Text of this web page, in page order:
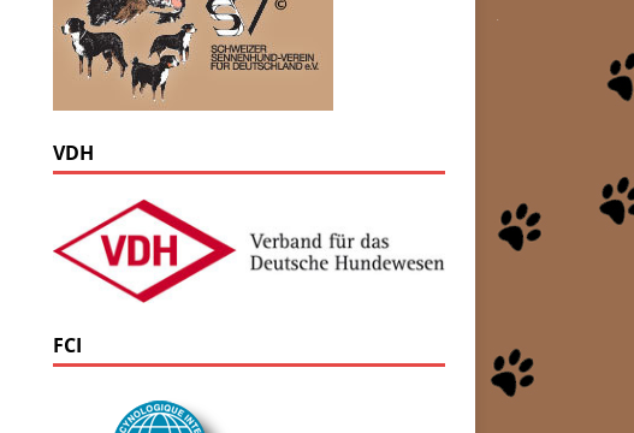
VDH
FCI